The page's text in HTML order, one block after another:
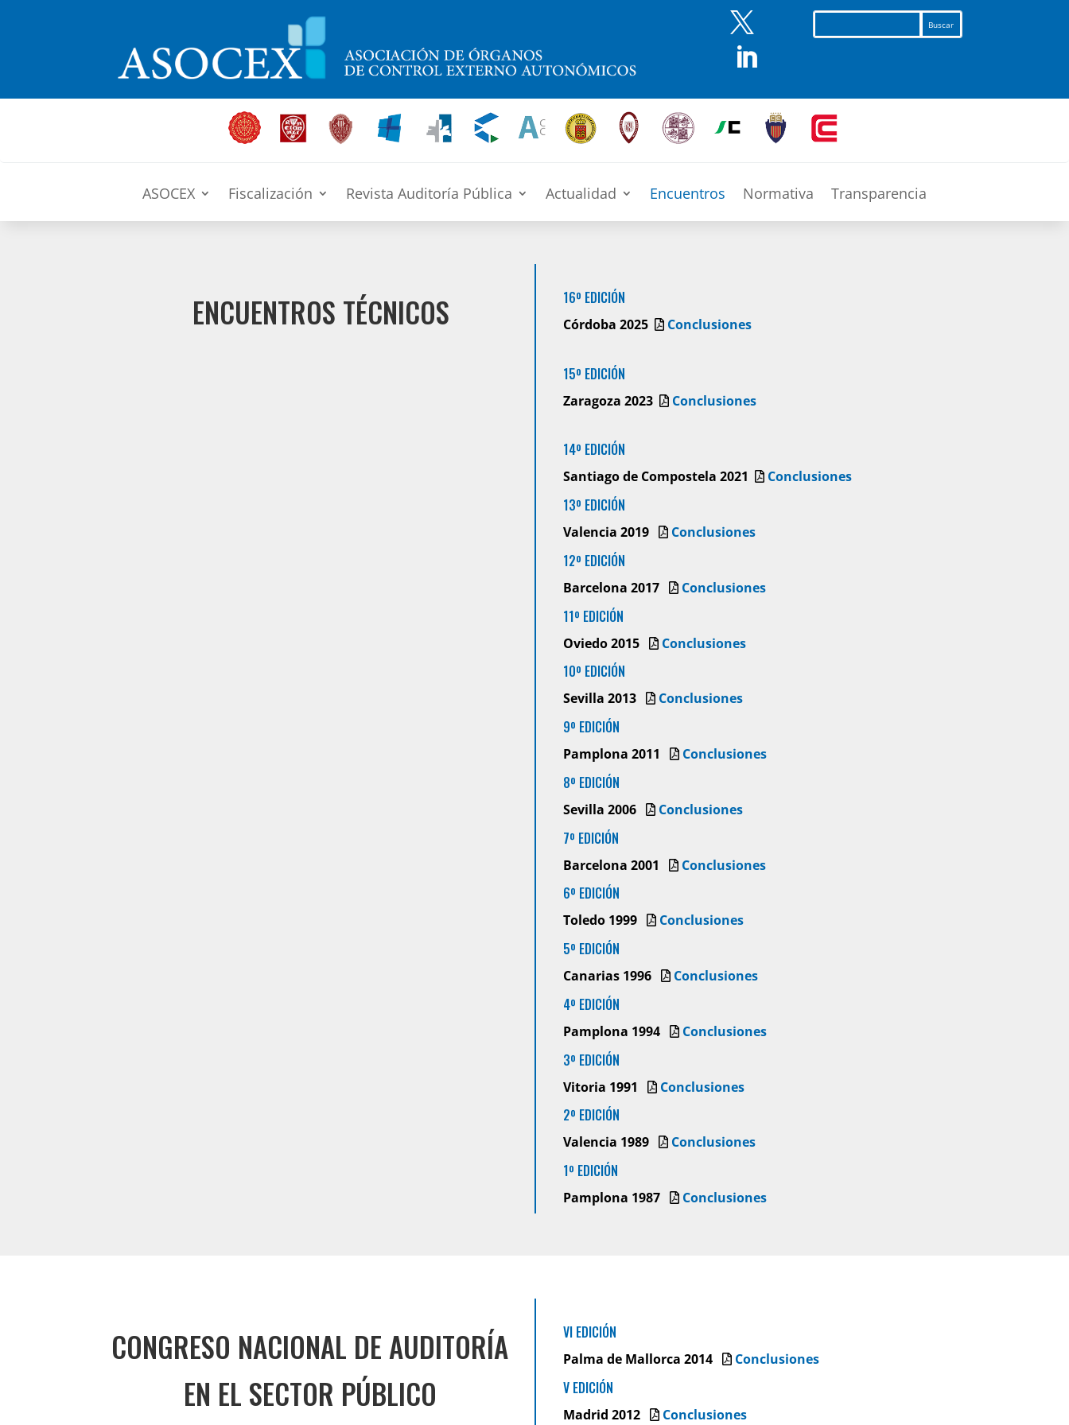


ASOCEX Fiscalización Revista Auditoría Pública Actualidad Encuentros Normativa Transparencia
ENCUENTROS TÉCNICOS 16º EDICIÓN
Córdoba 2025 Conclusiones
15º EDICIÓN
Zaragoza 2023 Conclusiones
14º EDICIÓN
Santiago de Compostela 2021 Conclusiones
13º EDICIÓN
Valencia 2019 Conclusiones
12º EDICIÓN
Barcelona 2017 Conclusiones
11º EDICIÓN
Oviedo 2015 Conclusiones
10º EDICIÓN
Sevilla 2013 Conclusiones
9º EDICIÓN
Pamplona 2011 Conclusiones
8º EDICIÓN
Sevilla 2006 Conclusiones
7º EDICIÓN
Barcelona 2001 Conclusiones
6º EDICIÓN
Toledo 1999 Conclusiones
5º EDICIÓN
Canarias 1996 Conclusiones
4º EDICIÓN
Pamplona 1994 Conclusiones
3º EDICIÓN
Vitoria 1991 Conclusiones
2º EDICIÓN
Valencia 1989 Conclusiones
1º EDICIÓN
Pamplona 1987 Conclusiones
CONGRESO NACIONAL DE AUDITORÍA
EN EL SECTOR PÚBLICO
VI EDICIÓN
Palma de Mallorca 2014 Conclusiones
V EDICIÓN
Madrid 2012 Conclusiones